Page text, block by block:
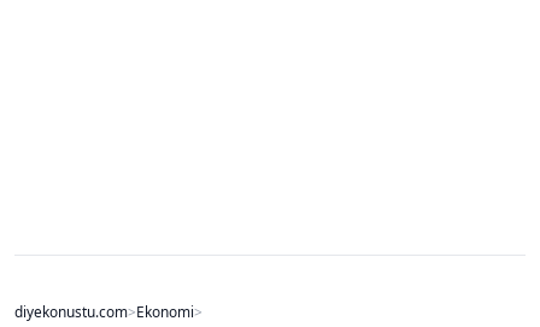
diyekonustu.com>Ekonomi>